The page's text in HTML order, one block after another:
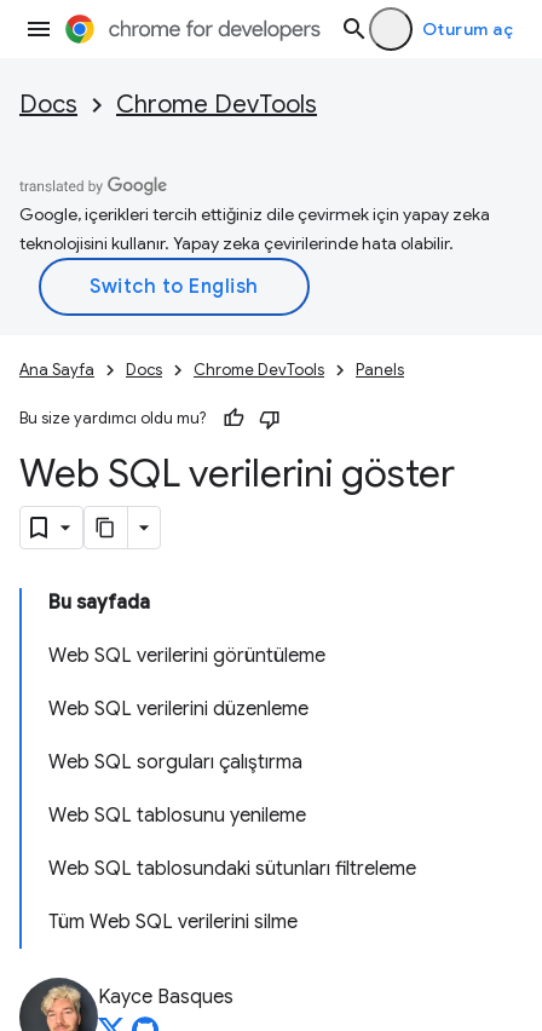
Oturum aç
Docs Chrome DevTools
Google, içerikleri tercih ettiğiniz dile çevirmek için yapay zeka
teknolojisini kullanır. Yapay zeka çevirilerinde hata olabilir.
Ana Sayfa Docs Chrome DevTools Panels
Bu size yardımcı oldu mu?
Web SQL verilerini göster
Bu sayfada
Web SQL verilerini görüntüleme
Web SQL verilerini düzenleme
Web SQL sorguları çalıştırma
Web SQL tablosunu yenileme
Web SQL tablosundaki sütunları filtreleme
Tüm Web SQL verilerini silme
Kayce Basques